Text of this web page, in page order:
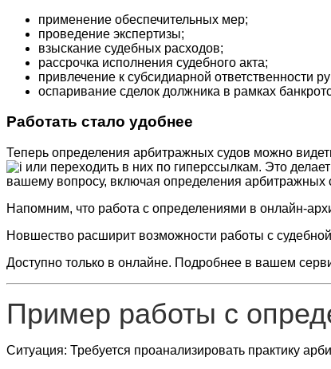
применение обеспечительных мер;
проведение экспертизы;
взыскание судебных расходов;
рассрочка исполнения судебного акта;
привлечение к субсидиарной ответственности
оспаривание сделок должника в рамках
Работать стало удобнее
Теперь определения арбитражных судов можно
или переходить в них по гиперссылкам. Это
вашему вопросу, включая определения арбитражных
Напомним, что работа с определениями в онлайн-
Новшество расширит возможности работы с
Доступно только в онлайне. Подробнее в вашем
Пример работы с
Ситуация: Требуется проанализировать практику